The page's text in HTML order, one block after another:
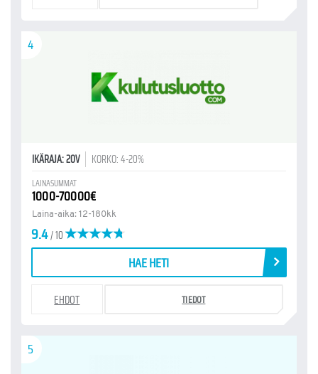
4
IKÄRAJA: 20V KORKO: 4-20%
LAINASUMMAT
1000-70000€
Laina-aika: 12-180kk
9.4/ 10
HAE HETI
EHDOT TIEDOT
5